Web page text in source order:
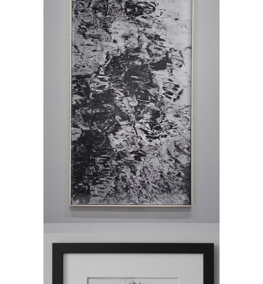
Šesti Dan
Slikarstvo